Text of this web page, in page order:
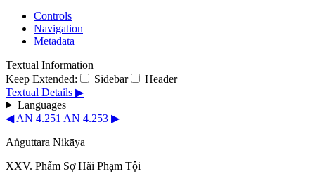
Controls
Navigation
Metadata
Textual Information
Keep Extended:
Sidebar
Header
Textual Details ▶
Languages
◀ AN 4.251 AN 4.253 ▶
Aṅguttara Nikāya
XXV. Phẩm Sợ Hãi Phạm Tội